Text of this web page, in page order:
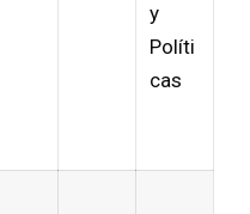
y
Políti
cas